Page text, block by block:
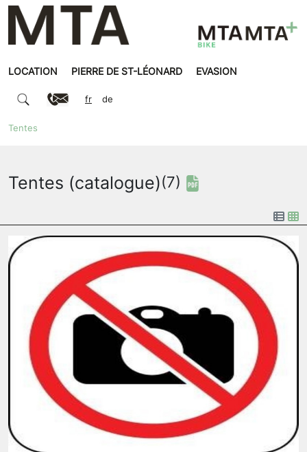
LOCATION PIERRE DE ST-LÉONARD EVASION
fr de
Tentes
Tentes (catalogue)(7)